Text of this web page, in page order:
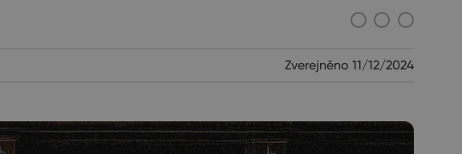
Zverejněno 11/12/2024